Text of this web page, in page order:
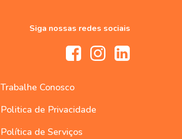
Siga nossas redes sociais
Trabalhe Conosco
Politica de Privacidade
Política de Serviços